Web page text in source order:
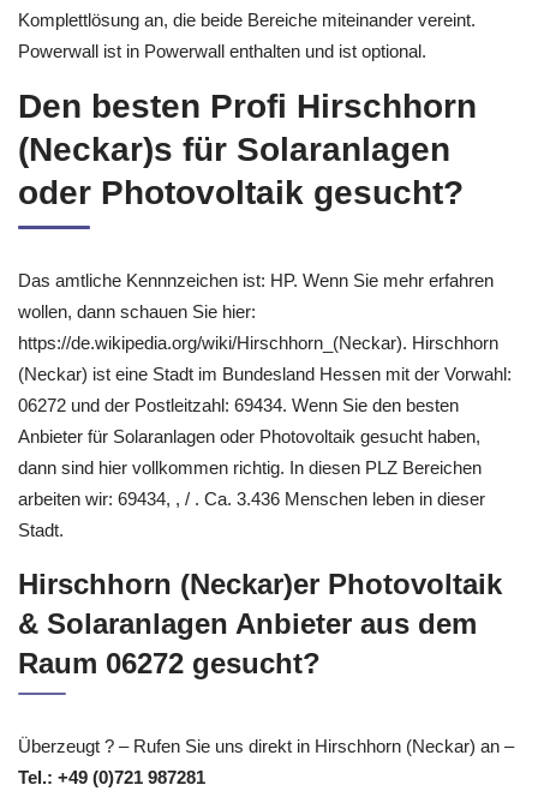
Komplettlösung an, die beide Bereiche miteinander vereint.
Powerwall ist in Powerwall enthalten und ist optional.
Den besten Profi Hirschhorn
(Neckar)s für Solaranlagen
oder Photovoltaik gesucht?
Das amtliche Kennnzeichen ist: HP. Wenn Sie mehr erfahren
wollen, dann schauen Sie hier:
https://de.wikipedia.org/wiki/Hirschhorn_(Neckar). Hirschhorn
(Neckar) ist eine Stadt im Bundesland Hessen mit der Vorwahl:
06272 und der Postleitzahl: 69434. Wenn Sie den besten
Anbieter für Solaranlagen oder Photovoltaik gesucht haben,
dann sind hier vollkommen richtig. In diesen PLZ Bereichen
arbeiten wir: 69434, , / . Ca. 3.436 Menschen leben in dieser
Stadt.
Hirschhorn (Neckar)er Photovoltaik
& Solaranlagen Anbieter aus dem
Raum 06272 gesucht?
Überzeugt ? – Rufen Sie uns direkt in Hirschhorn (Neckar) an –
Tel.: +49 (0)721 987281